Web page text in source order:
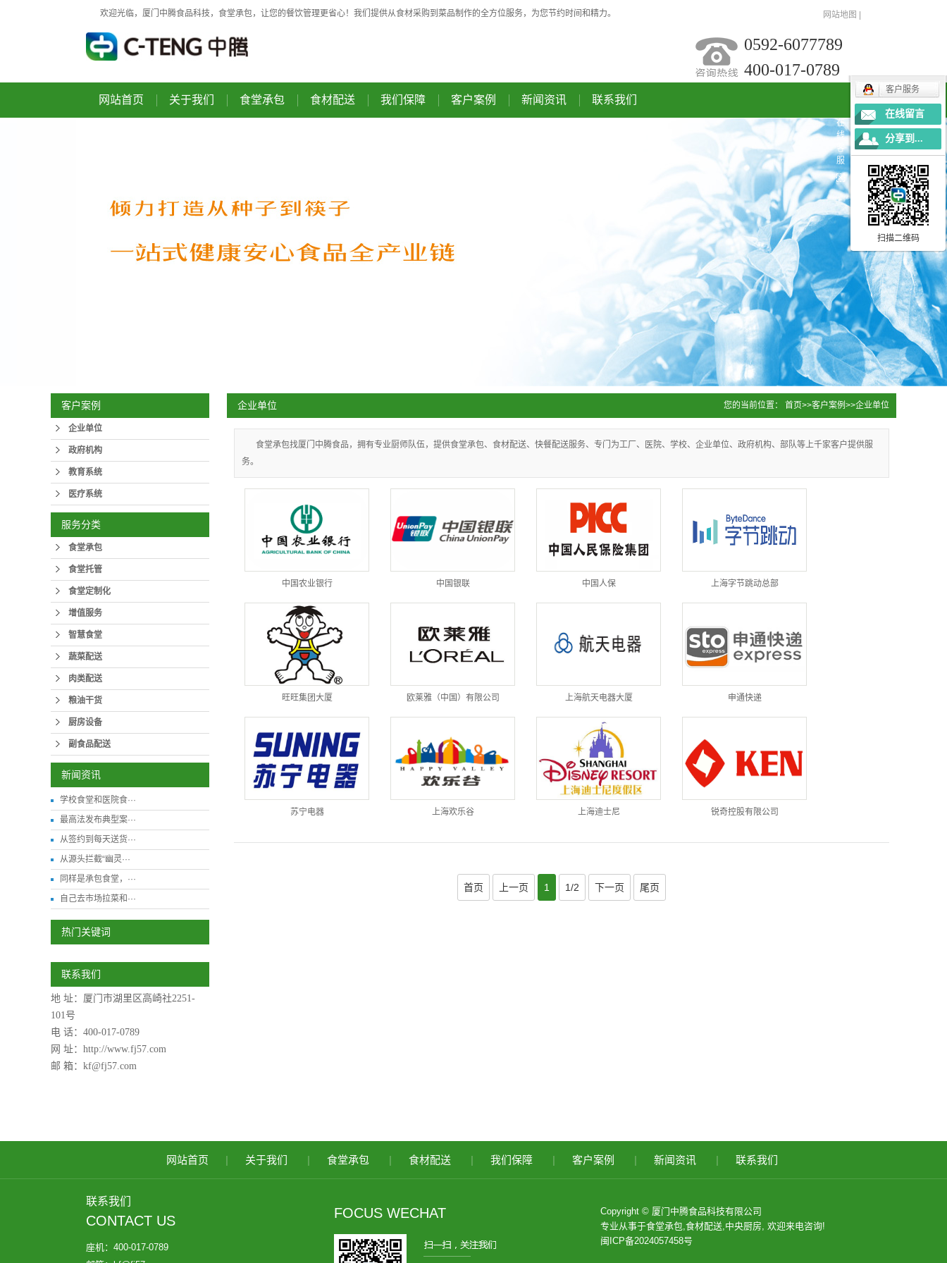
欢迎光临，厦门中腾食品科技，食堂承包，让您的餐饮管理更省心！我们提供从食材采购到菜品制作的全方位服务，为您节约时间和精力。 网站地图
0592-6077789
400-017-0789
网站首页 关于我们 食堂承包
增值服务
食材配送
厨房设备
我们保障 客户案例 新闻资讯 联系我们
客户案例
企业单位
政府机构
教育系统
医疗系统
服务分类
食堂承包
食堂托管
食堂定制化
增值服务
智慧食堂
蔬菜配送
肉类配送
粮油干货
厨房设备
副食品配送
新闻资讯
学校食堂和医院食···
最高法发布典型案···
从签约到每天送货···
从源头拦截“幽灵···
同样是承包食堂，···
自己去市场拉菜和···
热门关键词
联系我们
地 址：厦门市湖里区高崎社2251-
101号
电 话：400-017-0789
网 址： http://www.fj57.com
邮 箱：kf@fj57.com
企业单位 您的当前位置： 首页>>客户案例 >>企业单位
食堂承包找厦门中腾食品，拥有专业厨师队伍，提供食堂承包、食材配送、快餐配送服务、专门为工厂、医院、学校、企业单位、政府机构、部队等上千家客户提供服
务。
中国农业银行 中国银联 中国人保 上海字节跳动总部
旺旺集团大厦 欧莱雅（中国）有限公司 上海航天电器大厦 申通快递
苏宁电器 上海欢乐谷 上海迪士尼 锐奇控股有限公司
首页 上一页 1 1/2 下一页 尾页
网站首页 | 关于我们 | 食堂承包 | 食材配送 | 我们保障 | 客户案例 | 新闻资讯 | 联系我们
联系我们
CONTACT US
座机：400-017-0789
FOCUS WECHAT
Copyright © 厦门中腾食品科技有限公司
专业从事于食堂承包,食材配送,中央厨房, 欢迎来电咨询!
闽ICP备2024057458号
在
线
客
服
客户服务
在线留言
分享到...
扫描二维码